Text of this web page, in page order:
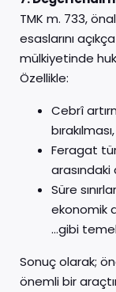
TMK m. 733,
esaslarını
mülkiyetinde
Özellikle:
Cebrî
bırakılması,
Feragat
Süre
ekonomik
…gibi
Sonuç olarak;
önemli bir